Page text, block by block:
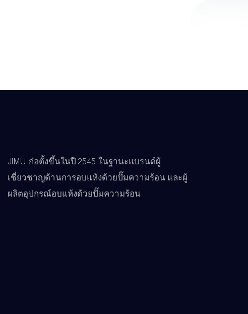
JIMU ก่อตั้งขึ้นในปี 2545 ในฐานะแบรนด์ผู้
เชี่ยวชาญด้านการอบแห้งด้วยปั๊มความร้อน และผู้
ผลิตอุปกรณ์อบแห้งด้วยปั๊มความร้อน